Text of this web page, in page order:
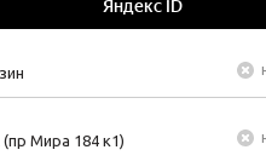
(пр Мира 184 к1)